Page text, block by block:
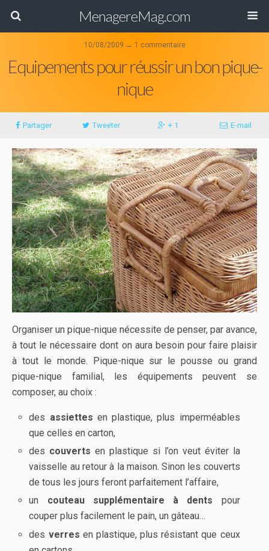
MenagereMag.com
10/08/2009 ↔ 1 commentaire
Equipements pour réussir un bon pique-
nique
Partager Tweeter + 1 E-mail
Organiser un pique-nique nécessite de penser, par avance,
à tout le nécessaire dont on aura besoin pour faire plaisir
à tout le monde. Pique-nique sur le pousse ou grand
pique-nique familial, les équipements peuvent se
composer, au choix :
des assiettes en plastique, plus imperméables
que celles en carton,
des couvertsen plastique si l’on veut éviter la
vaisselle au retour à la maison. Sinon les couverts
de tous les jours feront parfaitement l’affaire,
un couteau supplémentaire à dents pour
couper plus facilement le pain, un gâteau…
des verres en plastique, plus résistant que ceux